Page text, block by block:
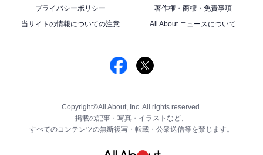
プライバシーポリシー
著作権・商標・免責事項
当サイトの情報についての注意
All About ニュースについて
Copyright©All About, Inc. All rights reserved.
掲載の記事・写真・イラストなど、
すべてのコンテンツの無断複写・転載・公衆送信等を禁じます。